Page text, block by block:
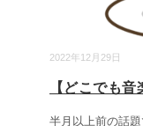
2022年12月29日
【どこでも
半月以上前の話